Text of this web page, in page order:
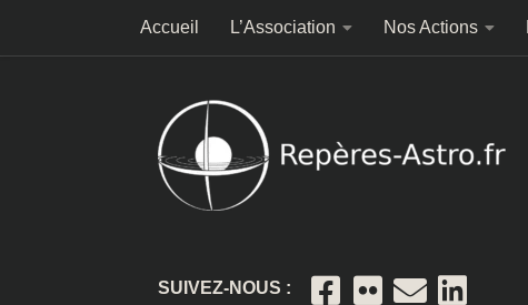
Skip to contentAccueil L’Association Nos Actions
SUIVEZ-NOUS :